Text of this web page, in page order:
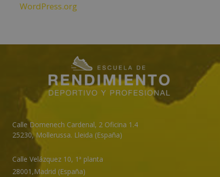
WordPress.org
Calle Domenech Cardenal, 2 Oficina 1.4
25230, Mollerussa. Lleida (España)
Calle Velázquez 10, 1ª planta
28001,Madrid (España)